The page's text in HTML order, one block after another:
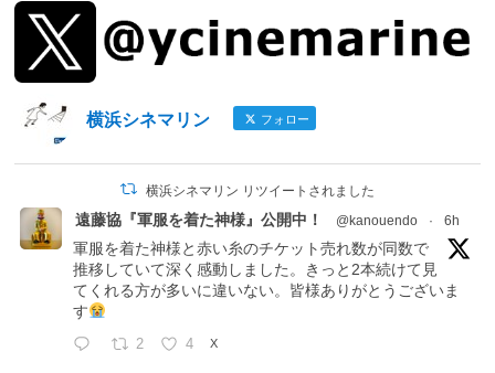
横浜シネマリン フォロー
横浜シネマリン リツイートされました
遠藤協『軍服を着た神様』公開中！ @kanouendo · 6h
軍服を着た神様と赤い糸のチケット売れ数が同数で
推移していて深く感動しました。きっと2本続けて見
てくれる方が多いに違いない。皆様ありがとうございま
す
2 4 X